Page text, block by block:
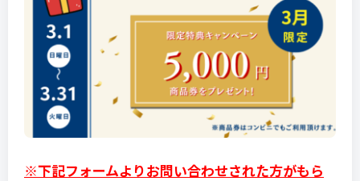
※下記フォームよりお問い合わせされた方がもら